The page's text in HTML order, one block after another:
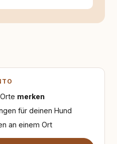
merken
für deinen Hund
an einem Ort